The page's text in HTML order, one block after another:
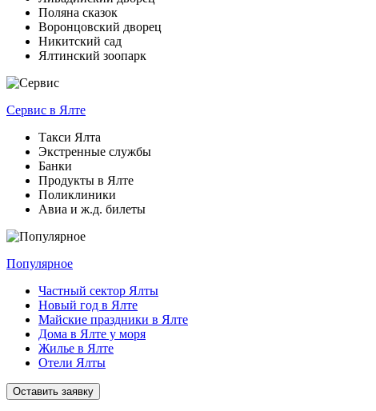
Поляна сказок
Воронцовский дворец
Никитский сад
Ялтинский зоопарк
Сервис в Ялте
Такси Ялта
Экстренные службы
Банки
Продукты в Ялте
Поликлиники
Авиа и ж.д. билеты
Популярное
Частный сектор Ялты
Новый год в Ялте
Майские праздники в Ялте
Дома в Ялте у моря
Жилье в Ялте
Отели Ялты
Оставить заявку